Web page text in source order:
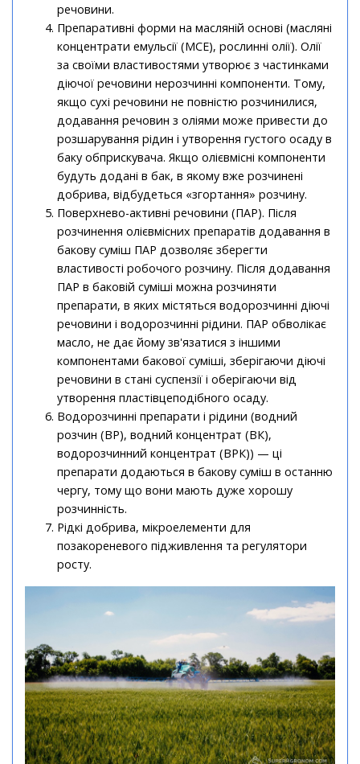
речовини.
Препаративні форми на масляній основі (масляні
концентрати емульсії (МСЕ), рослинні олії). Олії
за своїми властивостями утворює з частинками
діючої речовини нерозчинні компоненти. Тому,
якщо сухі речовини не повністю розчинилися,
додавання речовин з оліями може привести до
розшарування рідин і утворення густого осаду в
баку обприскувача. Якщо олієвмісні компоненти
будуть додані в бак, в якому вже розчинені
добрива, відбудеться «згортання» розчину.
Поверхнево-активні речовини (ПАР). Після
розчинення олієвмісних препаратів додавання в
бакову суміш ПАР дозволяє зберегти
властивості робочого розчину. Після додавання
ПАР в баковій суміші можна розчиняти
препарати, в яких містяться водорозчинні діючі
речовини і водорозчинні рідини. ПАР обволікає
масло, не дає йому зв'язатися з іншими
компонентами бакової суміші, зберігаючи діючі
речовини в стані суспензії і оберігаючи від
утворення пластівцеподібного осаду.
Водорозчинні препарати і рідини (водний
розчин (ВР), водний концентрат (ВК),
водорозчинний концентрат (ВРК)) — ці
препарати додаються в бакову суміш в останню
чергу, тому що вони мають дуже хорошу
розчинність.
Рідкі добрива, мікроелементи для
позакореневого підживлення та регулятори
росту.